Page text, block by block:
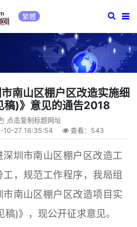
繁體
南山区棚户区改造实施细
稿)》意见的通告2018
点击复制标题网址
10-27 16:35:54 查看： 543
圳市南山区棚户区改造工
，规范工作程序，我局组
南山区棚户区改造项目实
)》，现公开征求意见。